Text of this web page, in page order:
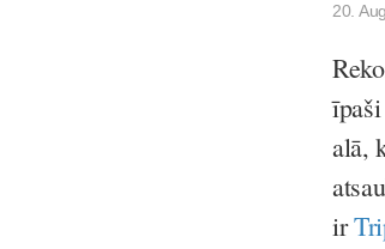
20.
alā,
ir